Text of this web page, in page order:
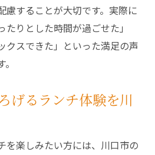
慮することが大切です。実際に
りとした時間が過ごせた」
クスできた」といった満足の声
げるランチ体験を川
を楽しみたい方には、川口市の